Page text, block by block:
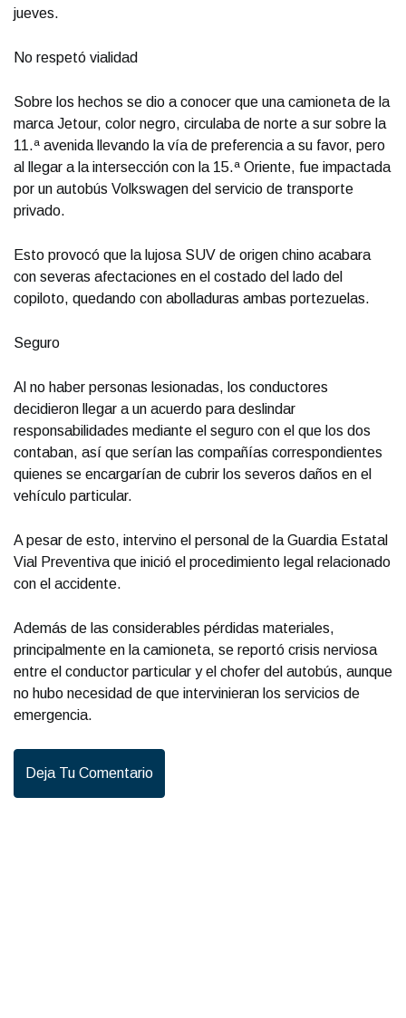
jueves.
No respetó vialidad
Sobre los hechos se dio a conocer que una camioneta de la
marca Jetour, color negro, circulaba de norte a sur sobre la
11.ª avenida llevando la vía de preferencia a su favor, pero
al llegar a la intersección con la 15.ª Oriente, fue impactada
por un autobús Volkswagen del servicio de transporte
privado.
Esto provocó que la lujosa SUV de origen chino acabara
con severas afectaciones en el costado del lado del
copiloto, quedando con abolladuras ambas portezuelas.
Seguro
Al no haber personas lesionadas, los conductores
decidieron llegar a un acuerdo para deslindar
responsabilidades mediante el seguro con el que los dos
contaban, así que serían las compañías correspondientes
quienes se encargarían de cubrir los severos daños en el
vehículo particular.
A pesar de esto, intervino el personal de la Guardia Estatal
Vial Preventiva que inició el procedimiento legal relacionado
con el accidente.
Además de las considerables pérdidas materiales,
principalmente en la camioneta, se reportó crisis nerviosa
entre el conductor particular y el chofer del autobús, aunque
no hubo necesidad de que intervinieran los servicios de
emergencia.
Deja Tu Comentario